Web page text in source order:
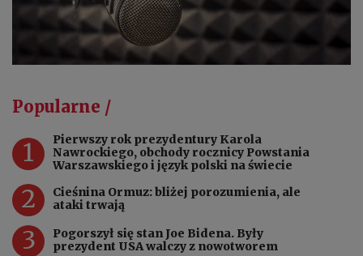
Popularne /
1
Pierwszy rok prezydentury Karola
Nawrockiego, obchody rocznicy Powstania
Warszawskiego i język polski na świecie
2
Cieśnina Ormuz: bliżej porozumienia, ale
ataki trwają
3
Pogorszył się stan Joe Bidena. Były
prezydent USA walczy z nowotworem